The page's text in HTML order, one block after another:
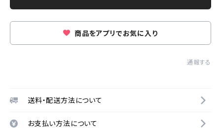
商品をアプリでお気に入り
通報する
送料・配送方法について
お支払い方法について